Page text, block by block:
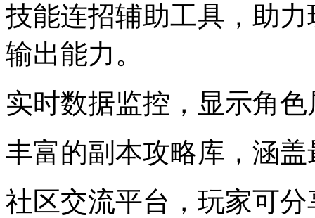
技能连招辅助工具，助
输出能力。
实时数据监控，显示角
丰富的副本攻略库，涵
社区交流平台，玩家可